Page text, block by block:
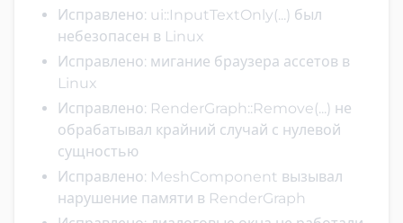
Исправлено: ui::InputTextOnly(...) был
небезопасен в Linux
Исправлено: мигание браузера ассетов в
Linux
Исправлено: RenderGraph::Remove(...) не
обрабатывал крайний случай с нулевой
сущностью
Исправлено: MeshComponent вызывал
нарушение памяти в RenderGraph